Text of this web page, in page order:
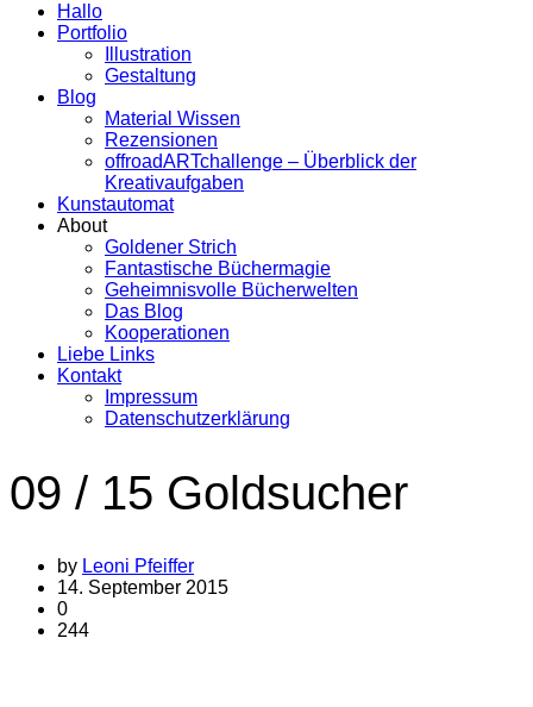
Hallo
Portfolio
Illustration
Gestaltung
Blog
Material Wissen
Rezensionen
offroadARTchallenge – Überblick der
Kreativaufgaben
Kunstautomat
About
Goldener Strich
Fantastische Büchermagie
Geheimnisvolle Bücherwelten
Das Blog
Kooperationen
Liebe Links
Kontakt
Impressum
Datenschutzerklärung
09 / 15 Goldsucher
by Leoni Pfeiffer
14. September 2015
0
244